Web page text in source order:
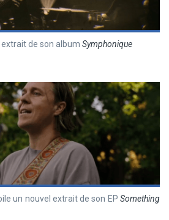
de son album Symphonique
un nouvel extrait de son EPSomething